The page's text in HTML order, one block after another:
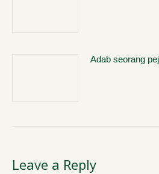
Adab seorang
Leave a Reply